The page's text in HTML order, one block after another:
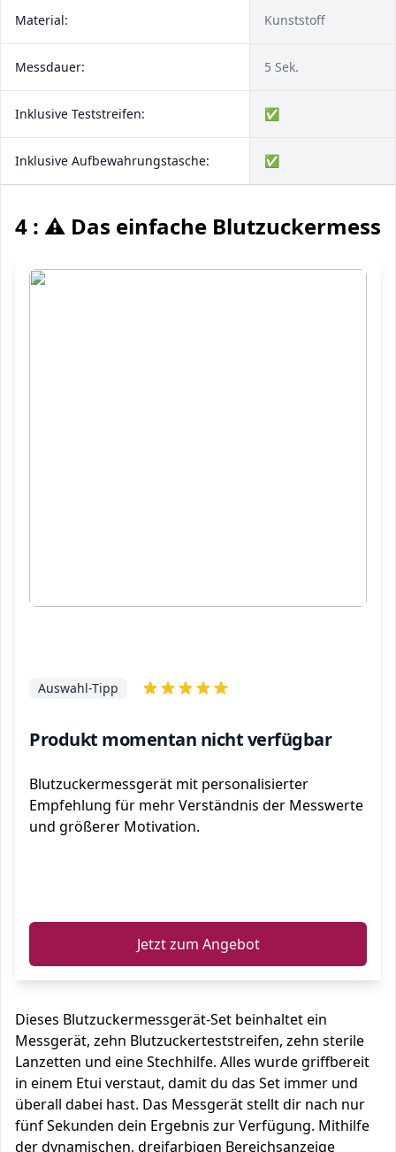
Material: Kunststoff
Messdauer: 5 Sek.
Inklusive Teststreifen: ✅
Inklusive Aufbewahrungstasche: ✅
4 : ⚠️ Das einfache
Produkt momentan nicht verfügbar
Auswahl-Tipp
Blutzuckermessgerät mit personalisierter
Empfehlung für mehr Verständnis der Messwerte
und größerer Motivation.
Jetzt zum Angebot
Dieses Blutzuckermessgerät-Set beinhaltet ein
Messgerät, zehn Blutzuckerteststreifen, zehn sterile
Lanzetten und eine Stechhilfe. Alles wurde griffbereit
in einem Etui verstaut, damit du das Set immer und
überall dabei hast. Das Messgerät stellt dir nach nur
fünf Sekunden dein Ergebnis zur Verfügung. Mithilfe
der dynamischen, dreifarbigen Bereichsanzeige